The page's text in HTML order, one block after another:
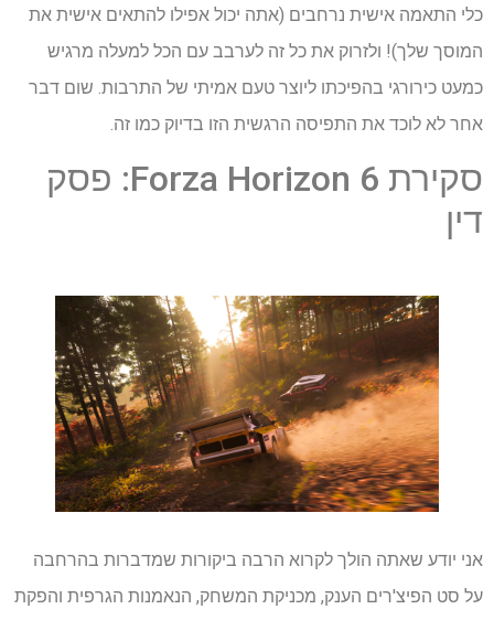
כלי התאמה אישית נרחבים (אתה יכול אפילו להתאים אישית את
המוסך שלך)! ולזרוק את כל זה לערבב עם הכל למעלה מרגיש
כמעט כירורגי בהפיכתו ליוצר טעם אמיתי של התרבות. שום דבר
אחר לא לוכד את התפיסה הרגשית הזו בדיוק כמו זה.
סקירת Forza Horizon 6: פסק
דין
אני יודע שאתה הולך לקרוא הרבה ביקורות שמדברות בהרחבה
על סט הפיצ'רים הענק, מכניקת המשחק, הנאמנות הגרפית והפקת